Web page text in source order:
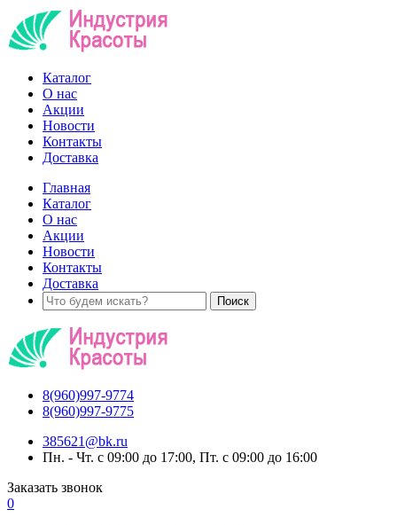
Каталог
О нас
Акции
Новости
Контакты
Доставка
Главная
Каталог
О нас
Акции
Новости
Контакты
Доставка
8(960)997-9774
8(960)997-9775
385621@bk.ru
Пн. - Чт. с 09:00 до 17:00, Пт. с 09:00 до 16:00
Заказать звонок
0